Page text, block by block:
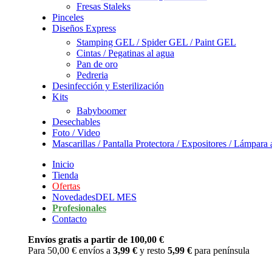
Fresas Staleks
Pinceles
Diseños Express
Stamping GEL / Spider GEL / Paint GEL
Cintas / Pegatinas al agua
Pan de oro
Pedreria
Desinfección y Esterilización
Kits
Babyboomer
Desechables
Foto / Video
Mascarillas / Pantalla Protectora / Expositores / Lámpara
Inicio
Tienda
Ofertas
NovedadesDEL MES
Profesionales
Contacto
Envíos gratis a partir de 100,00 €
Para 50,00 € envíos a 3,99 €y resto 5,99 €para península